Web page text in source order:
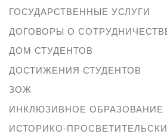
ГОСУДАРСТВЕННЫЕ УСЛУГИ
ДОГОВОРЫ О
ДОМ СТУДЕНТОВ
ДОСТИЖЕНИЯ СТУДЕНТОВ
ЗОЖ
ИНКЛЮЗИВНОЕ ОБРАЗОВАНИЕ
ИСТОРИКО-